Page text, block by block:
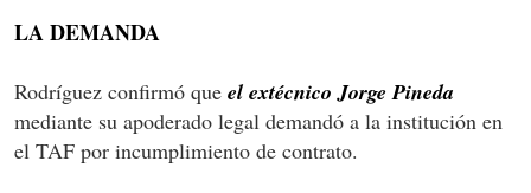
LA DEMANDA
Rodríguez confirmó que el extécnico Jorge Pineda
mediante su apoderado legal demandó a la institución en
el TAF por incumplimiento de contrato.